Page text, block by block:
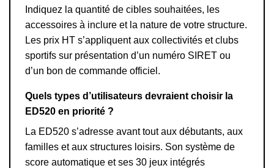
Indiquez la quantité de cibles souhaitées, les
accessoires à inclure et la nature de votre structure.
Les prix HT s’appliquent aux collectivités et clubs
sportifs sur présentation d’un numéro SIRET ou
d’un bon de commande officiel.
Quels types d’utilisateurs devraient choisir la
ED520 en priorité ?
La ED520 s’adresse avant tout aux débutants, aux
familles et aux structures loisirs. Son système de
score automatique et ses 30 jeux intégrés